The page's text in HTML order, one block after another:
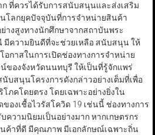
ก ที่ควรได้รับการสนับสนุนและส่งเสริม
นโลกยุคปัจจุบันที่การจำหน่ายสินค้า
างสูงทางนักศึกษาจากสถาบันพระ
มีความยินดีที่จะช่วยเหลือ สนับสนุน ให้
กาสในการเปิดช่องทางการจำหน่าย
องจังหวัดนนทบุรี ให้เป็นที่รู้จักแพร่
บสนุนโครงการดังกล่าวอย่างเต็มที่เพื่อ
ภคโดยตรง โดยเฉพาะอย่างยิ่งใน
องเชื้อไวรัสโควิด 19 เช่นนี้ ช่องทางการ
ความนิยมเป็นอย่างมาก หากเกษตรกร
ค้าที่ดี มีคุณภาพ มีเอกลักษณ์เฉพาะถิ่น